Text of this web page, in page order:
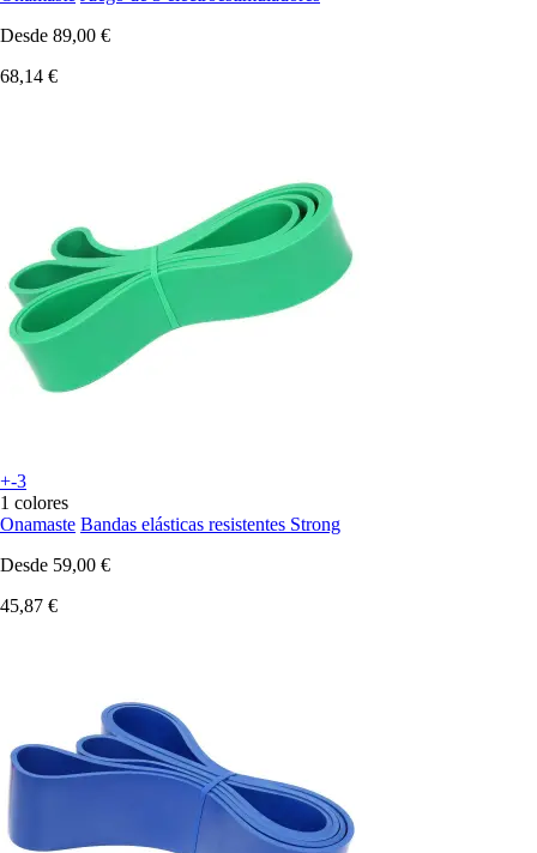
Desde 89,00 €
68,14 €
+-3
1 colores
Onamaste Bandas elásticas resistentes Strong
Desde 59,00 €
45,87 €